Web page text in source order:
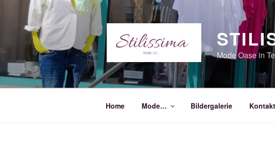
springen
Mode Oase in
Home Mode… Bildergalerie